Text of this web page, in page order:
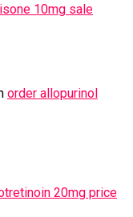
10mg sale
order allopurinol
20mg price